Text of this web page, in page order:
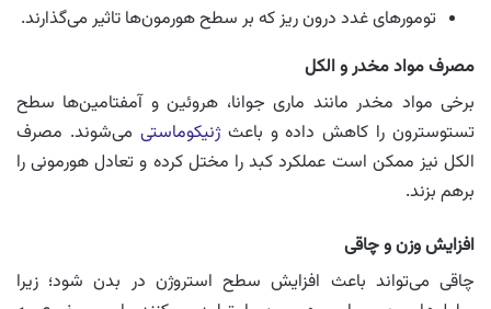
تومورهای غدد درون‌ ریز که بر سطح هورمون‌ها تاثیر می‌گذارند.
مصرف مواد مخدر و الکل
برخی مواد مخدر مانند ماری جوانا، هروئین و آمفتامین‌ها سطح
تستوسترون را کاهش داده و باعثژنیکوماستی می‌شوند. مصرف
الکل نیز ممکن است عملکرد کبد را مختل کرده و تعادل هورمونی را
برهم بزند.
افزایش وزن و چاقی
چاقی می‌تواند باعث افزایش سطح استروژن در بدن شود؛ زیرا